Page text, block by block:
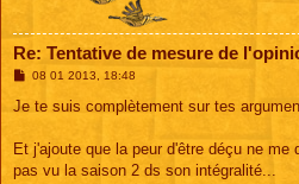
Re: Tentative de mesure de
M
s
g
e
08 01 2013, 18:48
Je te suis complètement sur tes
Et j'ajoute que la peur d'être déçu ne me
pas vu la saison 2 ds son intégralité...